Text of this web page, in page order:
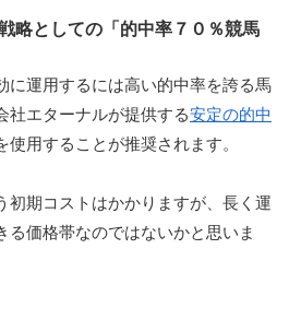
略としての「的中率７０％競馬
に運用するには高い的中率を誇る馬
社エターナルが提供する安定の的中
使用することが推奨されます。
初期コストはかかりますが、長く運
る価格帯なのではないかと思いま